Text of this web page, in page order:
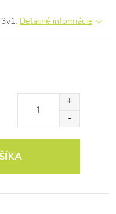
Detailné informácie